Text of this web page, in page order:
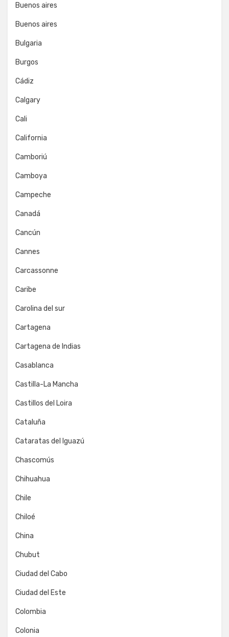
Buenos aires
Buenos aires
Bulgaria
Burgos
Cádiz
Calgary
Cali
California
Camboriú
Camboya
Campeche
Canadá
Cancún
Cannes
Carcassonne
Caribe
Carolina del sur
Cartagena
Cartagena de Indias
Casablanca
Castilla-La Mancha
Castillos del Loira
Cataluña
Cataratas del Iguazú
Chascomús
Chihuahua
Chile
Chiloé
China
Chubut
Ciudad del Cabo
Ciudad del Este
Colombia
Colonia